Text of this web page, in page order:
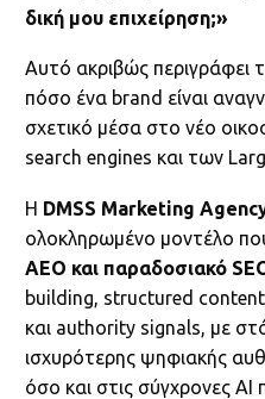
δική μου επιχείρηση;»
Αυτό ακριβώς περιγράφει
πόσο ένα brand είναι
σχετικό μέσα στο νέο
search engines και των
Η DMSS Marketing
ολοκληρωμένο μοντέλο
AEO και παραδοσιακό
building, structured
και authority signals, με
ισχυρότερης ψηφιακής
όσο και στις σύγχρονες AI